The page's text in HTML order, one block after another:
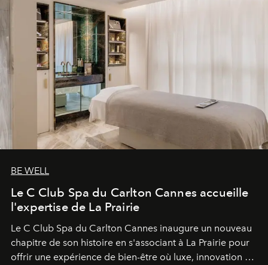
BE WELL
Le C Club Spa du Carlton Cannes accueille
l'expertise de La Prairie
Le C Club Spa du Carlton Cannes inaugure un nouveau
chapitre de son histoire en s'associant à La Prairie pour
offrir une expérience de bien-être où luxe, innovation et